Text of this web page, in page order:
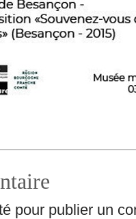
pour publier un